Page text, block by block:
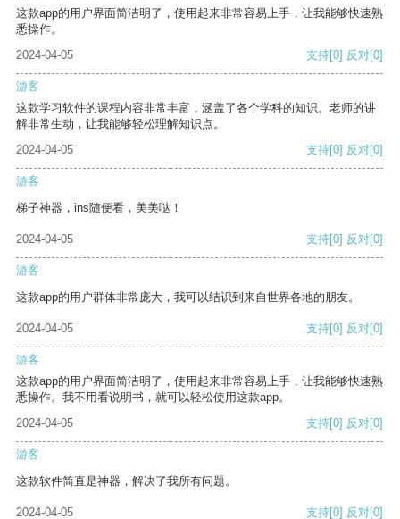
这款app的用户界面简洁明了，使用起来非常容易上手，让我能够快速熟
悉操作。
2024-04-05
支持[0] 反对[0]
游客
这款学习软件的课程内容非常丰富，涵盖了各个学科的知识。老师的讲
解非常生动，让我能够轻松理解知识点。
2024-04-05
支持[0] 反对[0]
游客
梯子神器，ins随便看，美美哒！
2024-04-05 支持[0] 反对[0]
游客
这款app的用户群体非常庞大，我可以结识到来自世界各地的朋友。
2024-04-05 支持[0] 反对[0]
游客
这款app的用户界面简洁明了，使用起来非常容易上手，让我能够快速熟
悉操作。我不用看说明书，就可以轻松使用这款app。
2024-04-05
支持[0] 反对[0]
游客
这款软件简直是神器，解决了我所有问题。
2024-04-05 支持[0] 反对[0]